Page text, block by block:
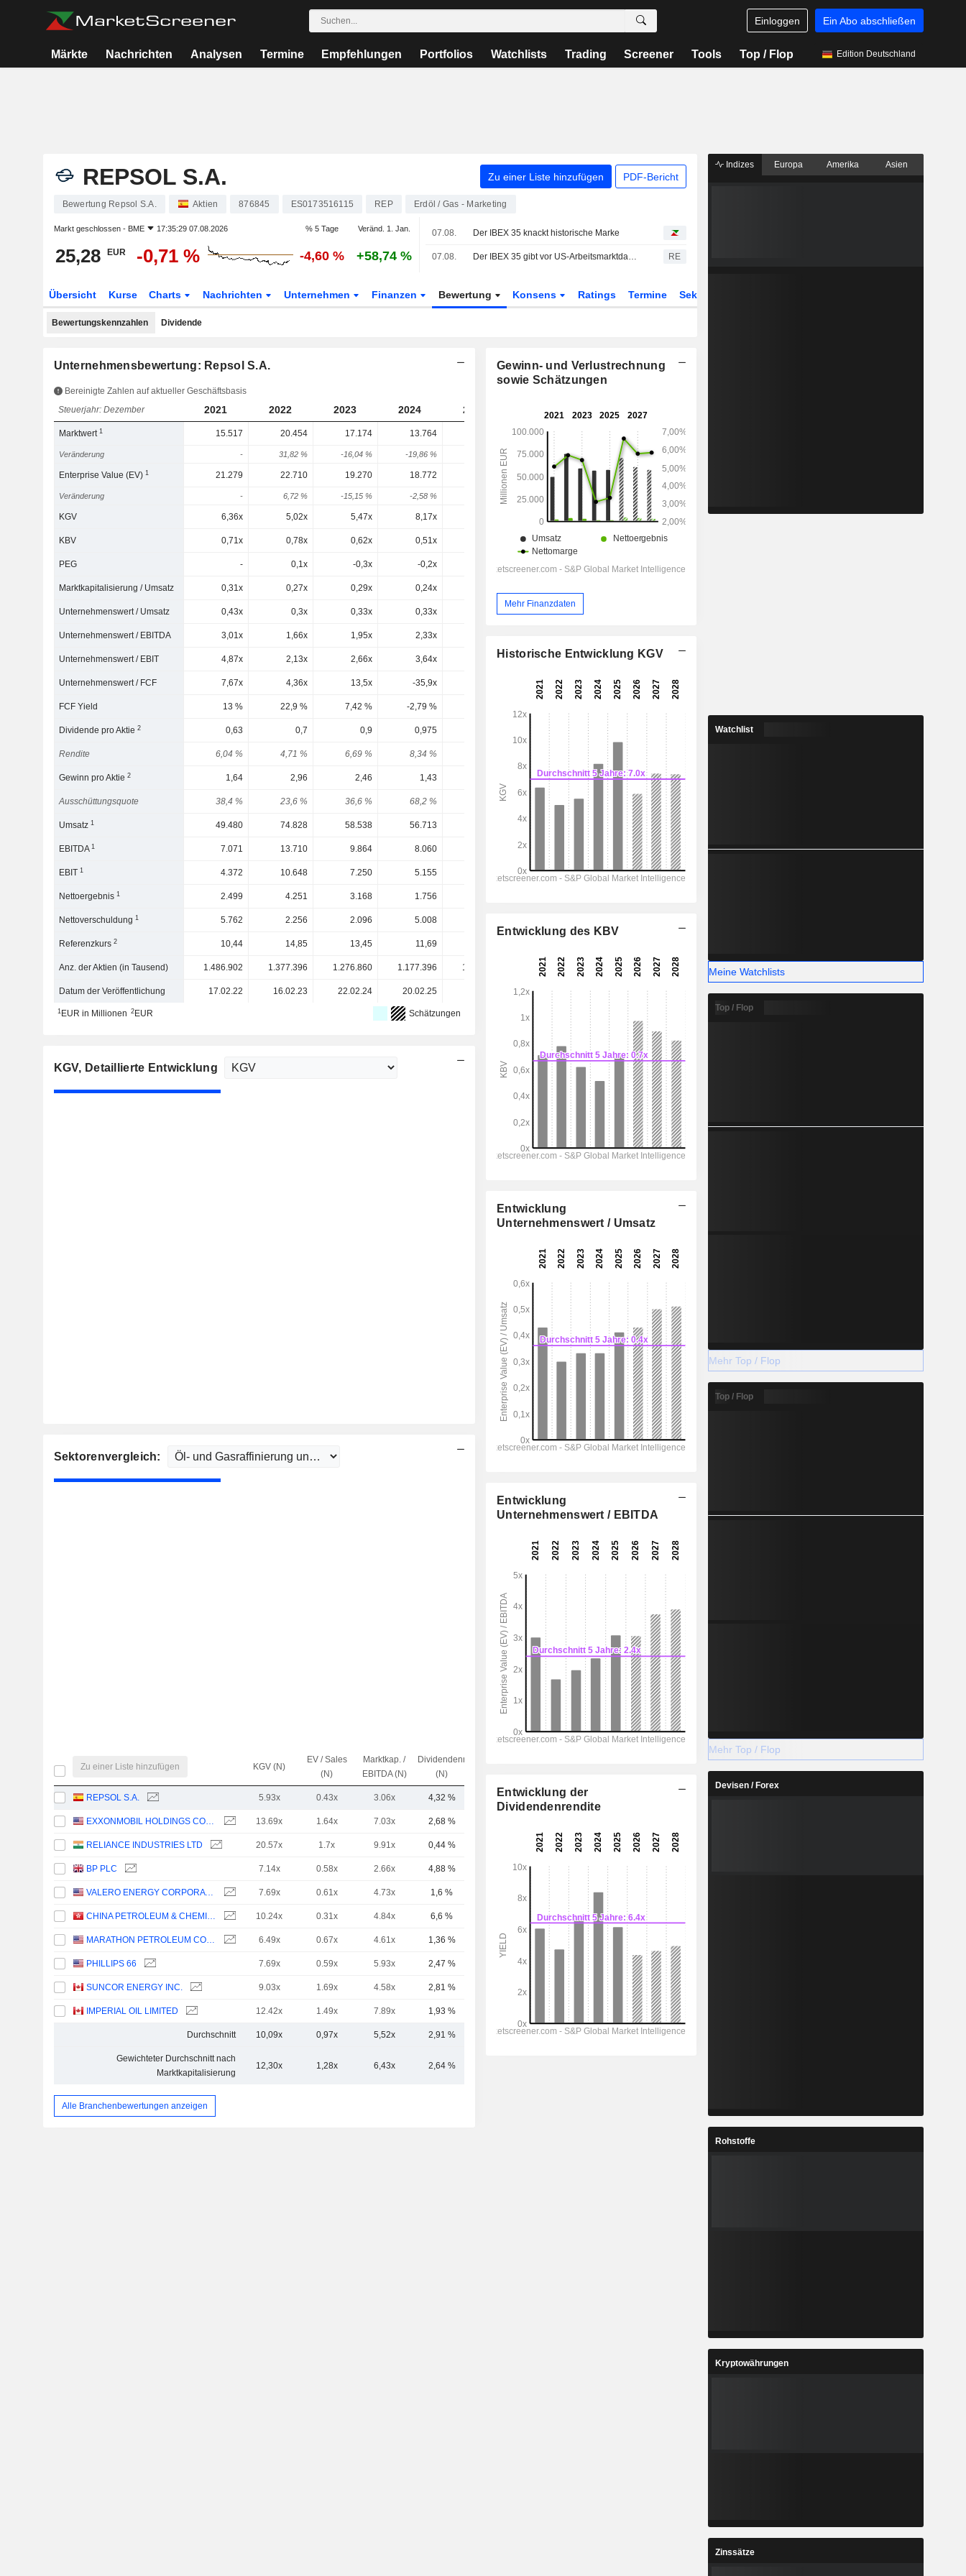
Einloggen Ein Abo abschließen
Märkte Nachrichten Analysen Termine Empfehlungen Portfolios Watchlists Trading Screener Tools Top / Flop Edition Deutschland
REPSOL S.A. Zu einer Liste hinzufügen PDF-Bericht
Bewertung Repsol S.A. Aktien 876845 ES0173516115 REP Erdöl / Gas - Marketing
Markt geschlossen - BME 17:35:29 07.08.2026 % 5 Tage Veränd. 1. Jan.
25,28 EUR -0,71 % -4,60 % +58,74 %
07.08. Der IBEX 35 knackt historische Marke
07.08. Der IBEX 35 gibt vor US-Arbeitsmarktdaten nach, auf Wochensicht aber im Plus RE
Übersicht Kurse Charts Nachrichten Unternehmen Finanzen Bewertung Konsens Ratings Termine Sektor
Bewertungskennzahlen Dividende
Unternehmensbewertung: Repsol S.A.
Bereinigte Zahlen auf aktueller Geschäftsbasis
Steuerjahr: Dezember
2021 2022 2023 2024 2025 2026 2027
Marktwert1 15.517 20.454 17.174 13.764 27.576
Veränderung - 31,82 % -16,04 % -19,86 % 28,15 % 56,34 %
Enterprise Value (EV)1 21.279 22.710 19.270 18.772 30.445 30.147 29.638
Veränderung - 6,72 % -15,15 % -2,58 % 25,27 % 29,47 % -0,98 %
KGV 6,36x 5,02x 5,47x 8,17x 5,88x 7,41x 7,37x
KBV 0,71x 0,78x 0,62x 0,51x 0,97x 0,89x
PEG - 0,1x -0,3x -0,2x 0x -0,4x
Marktkapitalisierung / Umsatz 0,31x 0,27x 0,29x 0,24x
Unternehmenswert / Umsatz 0,43x 0,3x 0,33x 0,33x 0,41x 0,43x
Unternehmenswert / EBITDA 3,01x 1,66x 1,95x 2,33x
Unternehmenswert / EBIT 4,87x 2,13x 2,66x 3,64x 5x 4,07x 5,48x
Unternehmenswert / FCF 7,67x 4,36x 13,5x -35,9x 7,38x 9,07x 9,58x
FCF Yield 13 % 22,9 % 7,42 % -2,79 %
Dividende pro Aktie2 0,63 0,7 0,9 0,975 1,101 1,169
Rendite 6,04 % 4,71 % 6,69 % 8,34 % 4,35 % 4,62 %
Gewinn pro Aktie2 1,64 2,96 2,46 1,43 4,296 3,413 3,43
Ausschüttungsquote 38,4 % 23,6 % 36,6 % 68,2 % 60,2 % 25,6 % 34,3 % 36,3 %
Umsatz1 49.480 74.828 58.538 56.713 70.485 60.556 57.570
EBITDA1 7.071 13.710 9.864 8.060 10.003 8.061 7.635
EBIT1 4.372 10.648 7.250 5.155 7.481 5.498 5.019
Nettoergebnis1 2.499 4.251 3.168 1.756
Nettoverschuldung1 5.762 2.256 2.096 5.008
Referenzkurs2 10,44 14,85 13,45 11,69
Anz. der Aktien (in Tausend) 1.486.902 1.377.396 1.276.860 1.177.396 1.107.562 1.090.823
Datum der Veröffentlichung 17.02.22 16.02.23 22.02.24 20.02.25 -
1EUR in Millionen 2EUR Schätzungen
KGV, Detaillierte Entwicklung
Sektorenvergleich:
Zu einer Liste hinzufügen KGV (N)
EV / Sales
(N)
Marktkap. /
EBITDA (N)
Dividendenrendite
(N)
REPSOL S.A. 5.93x 0.43x 3.06x 4,32 % 32 Mrd.
EXXONMOBIL HOLDINGS CORPORATION 13.69x 1.64x 7.03x 2,68 %
RELIANCE INDUSTRIES LTD 20.57x 1.7x 9.91x 0,44 %
BP PLC 7.14x 0.58x 2.66x 4,88 % 108 Mrd.
VALERO ENERGY CORPORATION 7.69x 0.61x 4.73x 1,6 % 87,24 Mrd.
CHINA PETROLEUM & CHEMICAL CORPORATION 10.24x 0.31x 4.84x 6,6 %
MARATHON PETROLEUM CORPORATION 6.49x 0.67x 4.61x 1,36 % 84,04 Mrd.
PHILLIPS 66 7.69x 0.59x 5.93x 2,47 % 82,01 Mrd.
SUNCOR ENERGY INC. 9.03x 1.69x 4.58x 2,81 % 71,71 Mrd.
IMPERIAL OIL LIMITED 12.42x 1.49x 7.89x 1,93 %
Durchschnitt 10,09x 0,97x 5,52x 2,91 % 143,69 Mrd.
Gewichteter Durchschnitt nach
Marktkapitalisierung
12,30x 1,28x 6,43x 2,64 %
Alle Branchenbewertungen anzeigen
Gewinn- und Verlustrechnung
sowie Schätzungen
Mehr Finanzdaten
Historische Entwicklung KGV
Entwicklung des KBV
Entwicklung
Unternehmenswert / Umsatz
Entwicklung
Unternehmenswert / EBITDA
Entwicklung der
Dividendenrendite
Indizes Europa Amerika Asien
Watchlist
Meine Watchlists
Top / Flop
Mehr Top / Flop
Top / Flop
Mehr Top / Flop
Devisen / Forex
Rohstoffe
Kryptowährungen
Zinssätze